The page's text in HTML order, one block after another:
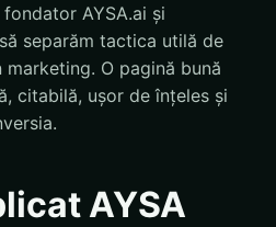
AYSA.ai și
separăm tactica utilă de
O pagină bună
citabilă, ușor de înțeles și
AYSA